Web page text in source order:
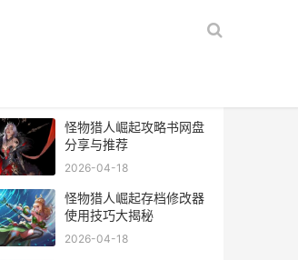
怪物猎人崛起攻略书网盘
分享与推荐
2026-04-18
怪物猎人崛起存档修改器
使用技巧大揭秘
2026-04-18